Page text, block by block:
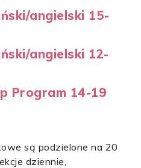
angielski 15-
angielski 12-
Program 14-19
są podzielone na 20
dziennie,